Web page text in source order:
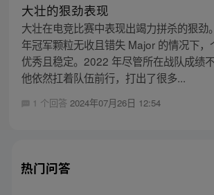
大壮的狠劲表现
大壮在电竞比赛中表现出竭力拼杀的狠劲
年冠军颗粒无收且错失 Major 的情况下，
优秀且稳定。2022 年尽管所在战队成绩
他依然扛着队伍前行，打出了很多...
1 个回答 2024年07月26日 12:54
热门问答